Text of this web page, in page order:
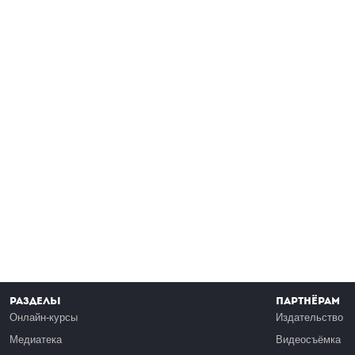
Разделы
Онлайн-курсы
Медиатека
Партнёрам
Издательство
Видеосъёмка